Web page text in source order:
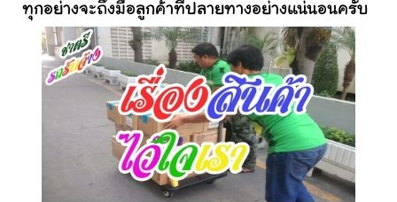
ทุกอย่างจะถึงมือลูกค้าที่ปลายทางอย่างแน่นอนครับ